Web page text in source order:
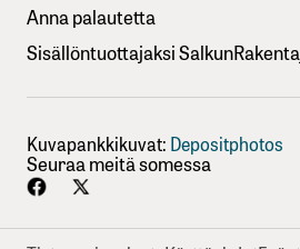
Anna palautetta
Sisällöntuottajaksi
Kuvapankkikuvat: Depositphotos
Seuraa meitä somessa